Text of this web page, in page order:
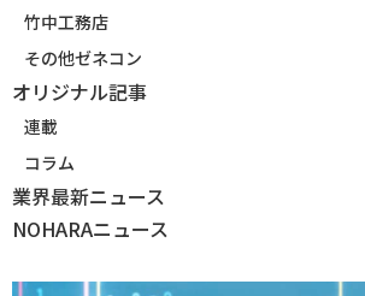
竹中工務店
その他ゼネコン
オリジナル記事
連載
コラム
業界最新ニュース
NOHARAニュース